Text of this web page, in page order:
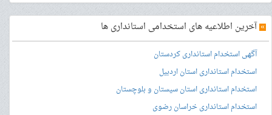
»آخرین اطلاعیه های استخدامی استانداری ها
آگهی استخدام استانداری کردستان
استخدام استانداری استان اردبیل
استخدام استانداری استان سیستان و بلوچستان
استخدام استانداری خراسان رضوی